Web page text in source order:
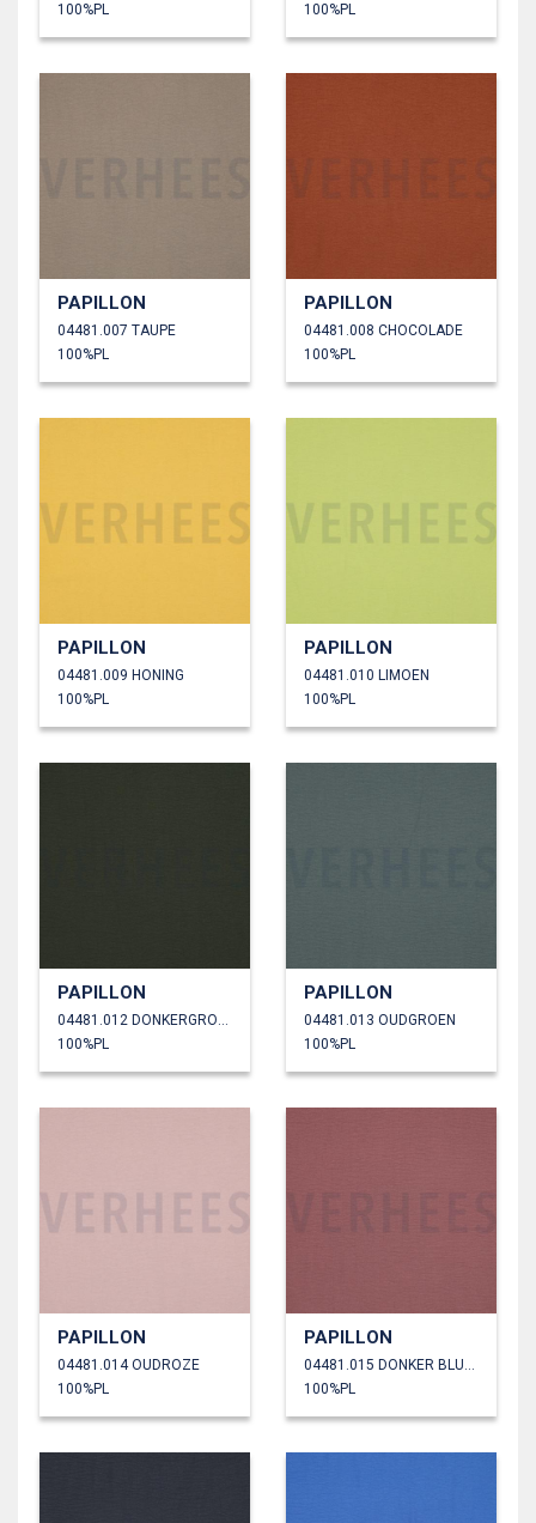
100%PL
100%PL
PAPILLON
04481.007 TAUPE
100%PL
PAPILLON
04481.008 CHOCOLADE
100%PL
PAPILLON
04481.009 HONING
100%PL
PAPILLON
04481.010 LIMOEN
100%PL
PAPILLON
04481.012 DONKERGROEN
100%PL
PAPILLON
04481.013 OUDGROEN
100%PL
PAPILLON
04481.014 OUDROZE
100%PL
PAPILLON
04481.015 DONKER BLUSH
100%PL